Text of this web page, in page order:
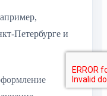
Петербурге и